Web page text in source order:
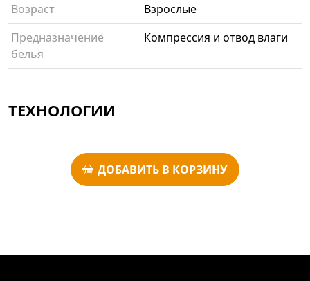
Возраст
Взрослые
Предназначение
белья
Компрессия и отвод влаги
ТЕХНОЛОГИИ
ДОБАВИТЬ В КОРЗИНУ